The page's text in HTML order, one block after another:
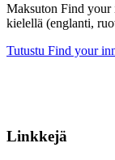
Maksuton Find your
kielellä (englanti,
Tutustu Find your
Linkkejä